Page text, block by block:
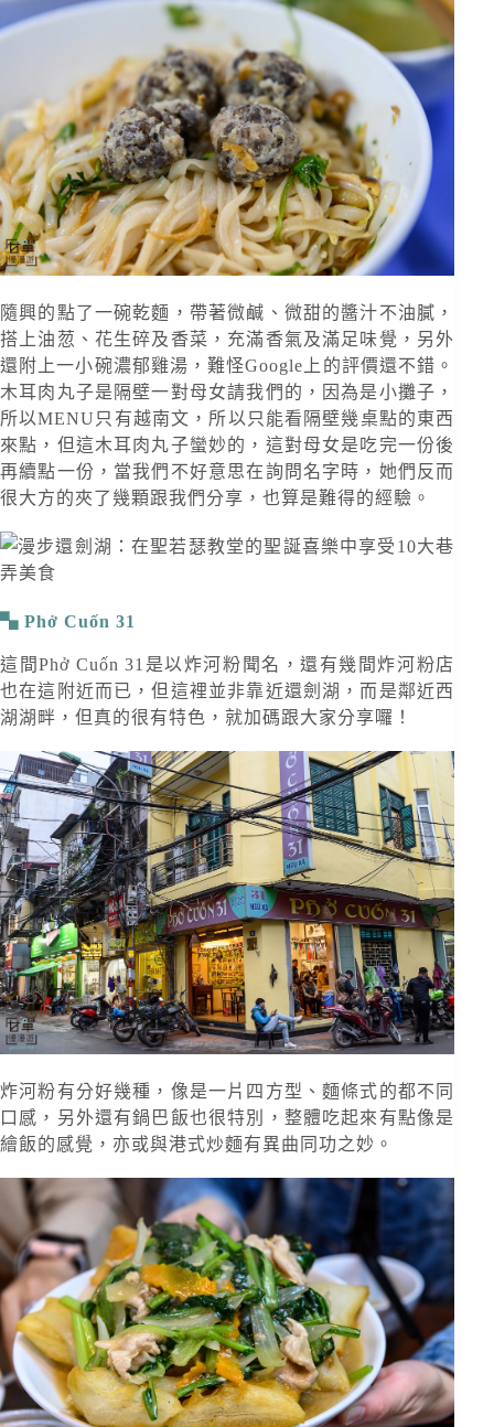
隨興的點了一碗乾麵，帶著微鹹、微甜的醬汁不油膩，
搭上油䓤、花生碎及香菜，充滿香氣及滿足味覺，另外
還附上一小碗濃郁雞湯，難怪Google上的評價還不錯。
木耳肉丸子是隔壁一對母女請我們的，因為是小攤子，
所以MENU只有越南文，所以只能看隔壁幾桌點的東西
來點，但這木耳肉丸子蠻妙的，這對母女是吃完一份後
再續點一份，當我們不好意思在詢問名字時，她們反而
很大方的夾了幾顆跟我們分享，也算是難得的經驗。
Phở Cuốn 31
這間Phở Cuốn 31是以炸河粉聞名，還有幾間炸河粉店
也在這附近而已，但這裡並非靠近還劍湖，而是鄰近西
湖湖畔，但真的很有特色，就加碼跟大家分享囉！
炸河粉有分好幾種，像是一片四方型、麵條式的都不同
口感，另外還有鍋巴飯也很特別，整體吃起來有點像是
繪飯的感覺，亦或與港式炒麵有異曲同功之妙。